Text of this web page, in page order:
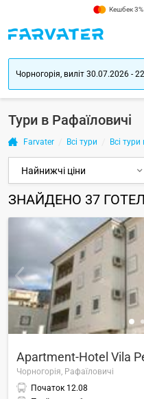
Кешбек 3%
Тури в Рафаїловичі
Farvater Всі тури Всі
ЗНАЙДЕНО 37
Apartment-Hotel Vila
Чорногорія, Рафаїловичі
Початок 12.08